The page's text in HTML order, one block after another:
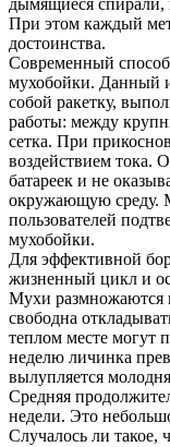
При этом каждый
достоинства.
Современный способ
мухобойки. Данный
собой ракетку,
работы: между
сетка. При
воздействием тока.
батареек и не
окружающую среду.
пользователей
мухобойки.
Для эффективной
жизненный цикл и
Мухи размножаются
свободна
теплом месте могут
неделю личинка
вылупляется
Средняя
недели. Это
Случалось ли такое,